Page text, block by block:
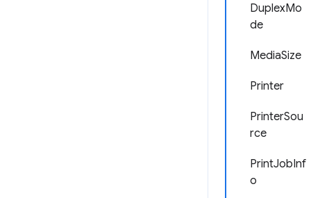
DuplexMo
de
MediaSize
Printer
PrinterSou
rce
PrintJobInf
o